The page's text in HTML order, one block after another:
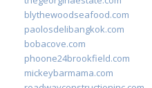
blythewoodseafood.com
paolosdelibangkok.com
bobacove.com
phoone24brookfield.com
mickeybarmama.com